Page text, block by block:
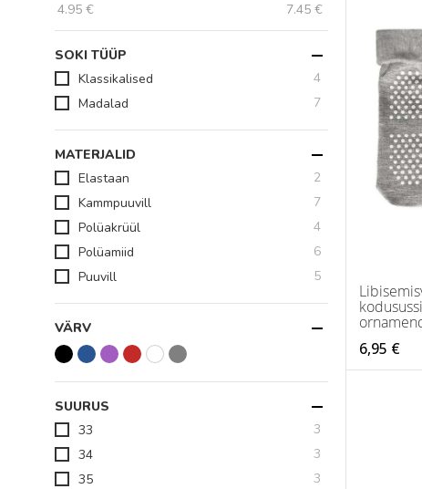
6,95 €
4.95 € 7.45 €
SOKI TÜÜP
Klassikalised
4toodet
Madalad
7toodet
MATERJALID
Elastaan
2toodet
Kammpuuvill
7toodet
Polüakrüül
4toodet
Polüamiid
6toodet
Puuvill
5toodet
VÄRV
SUURUS
33
3
34
3
35
3